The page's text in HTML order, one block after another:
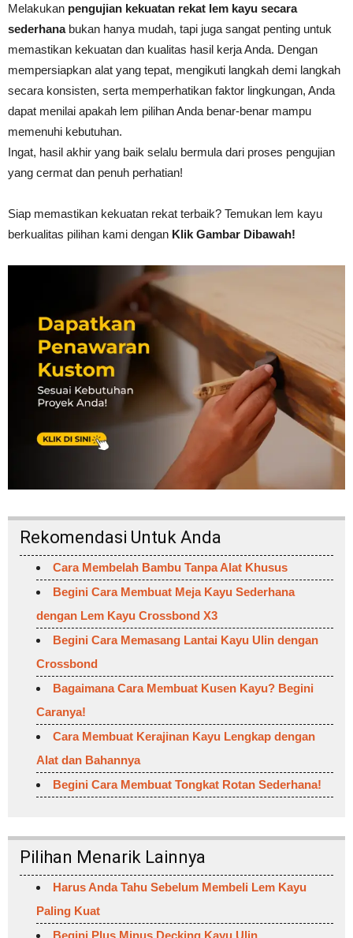
Melakukan pengujian kekuatan rekat lem kayu secara
sederhanabukan hanya mudah, tapi juga sangat penting untuk
memastikan kekuatan dan kualitas hasil kerja Anda. Dengan
mempersiapkan alat yang tepat, mengikuti langkah demi langkah
secara konsisten, serta memperhatikan faktor lingkungan, Anda
dapat menilai apakah lem pilihan Anda benar-benar mampu
memenuhi kebutuhan.
Ingat, hasil akhir yang baik selalu bermula dari proses pengujian
yang cermat dan penuh perhatian!
Siap memastikan kekuatan rekat terbaik? Temukan lem kayu
berkualitas pilihan kami dengan Klik Gambar Dibawah!
Rekomendasi Untuk Anda
Cara Membelah Bambu Tanpa Alat Khusus
Begini Cara Membuat Meja Kayu Sederhana
dengan Lem Kayu Crossbond X3
Begini Cara Memasang Lantai Kayu Ulin dengan
Crossbond
Bagaimana Cara Membuat Kusen Kayu? Begini
Caranya!
Cara Membuat Kerajinan Kayu Lengkap dengan
Alat dan Bahannya
Begini Cara Membuat Tongkat Rotan Sederhana!
Pilihan Menarik Lainnya
Harus Anda Tahu Sebelum Membeli Lem Kayu
Paling Kuat